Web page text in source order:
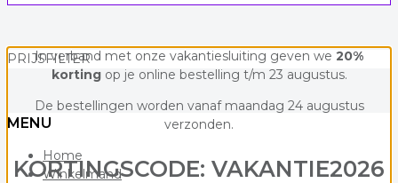
PRIJSFILTER
MENU
Home
Winkelmand
In verband met onze vakantiesluiting geven we 20%
korting op je online bestelling t/m 23 augustus.
De bestellingen worden vanaf maandag 24 augustus
verzonden.
KORTINGSCODE: VAKANTIE2026